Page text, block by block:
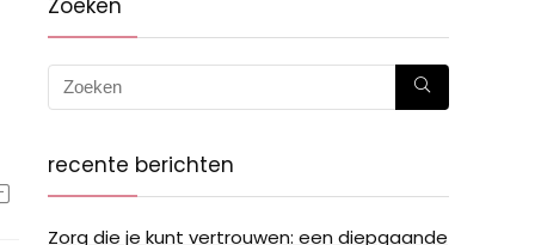
recente berichten
Zorg die je kunt vertrouwen: een diepgaande